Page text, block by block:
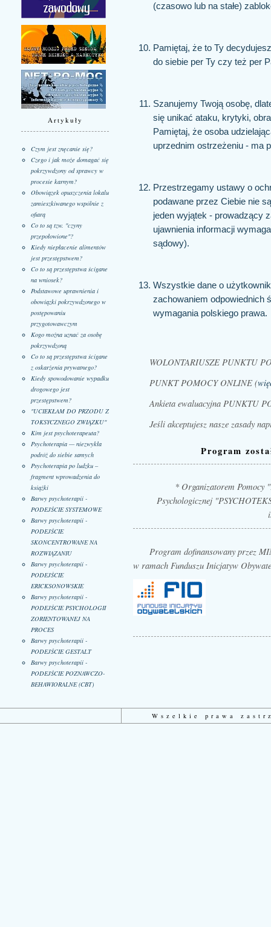
Artykuły
Czym jest znęcanie się?
Czego i jak może domagać się
pokrzywdzony od sprawcy w
procesie karnym?
Obowiązek opuszczenia lokalu
zamieszkiwanego wspólnie z
ofiarą
Co to są tzw. "czyny
przepołowione"?
Kiedy niepłacenie alimentów
jest przestępstwem?
Co to są przestępstwa ścigane
na wniosek?
Podstawowe uprawnienia i
obowiązki pokrzywdzonego w
postępowaniu
przygotowawczym
Kogo można uznać za osobę
pokrzywdzoną
Co to są przestępstwa ścigane
z oskarżenia prywatnego?
Kiedy spowodowanie wypadku
drogowego jest
przestępstwem?
"UCIEKŁAM DO PRZODU Z
TOKSYCZNEGO ZWIĄZKU"
Kim jest psychoterapeuta?
Psychoterapia — niezwykła
podróż do siebie samych
Psychoterapia po ludzku –
fragment wprowadzenia do
książki
Barwy psychoterapii -
PODEJŚCIE SYSTEMOWE
Barwy psychoterapii -
PODEJŚCIE
SKONCENTROWANE NA
ROZWIĄZANIU
Barwy psychoterapii -
PODEJŚCIE
ERICKSONOWSKIE
Barwy psychoterapii -
PODEJŚCIE PSYCHOLOGII
ZORIENTOWANEJ NA
PROCES
Barwy psychoterapii -
PODEJŚCIE GESTALT
Barwy psychoterapii -
PODEJŚCIE POZNAWCZO-
BEHAWIORALNE (CBT)
(czasowo lub na stałe)
Pamiętaj, że to Ty
do siebie per Ty czy też per
Szanujemy Twoją osobę,
się unikać ataku, krytyki,
Pamiętaj, że osoba
uprzednim ostrzeżeniu - ma
Przestrzegamy ustawy o
podawane przez Ciebie nie
jeden wyjątek - prowadzący
ujawnienia informacji
sądowy).
Wszystkie dane o
zachowaniem odpowiednich
wymagania polskiego prawa.
WOLONTARIUSZE PUNKTU
PUNKT POMOCY ONLINE(
Ankieta ewaluacyjna PUNKTU
Jeśli akceptujesz nasze zasady
Program
* Organizatorem Pomocy
Psychologicznej
Program dofinansowany przez
w ramach Funduszu Inicjatyw
Wszelkie prawa